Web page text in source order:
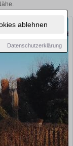
ablehnen
Datenschutzerklärung